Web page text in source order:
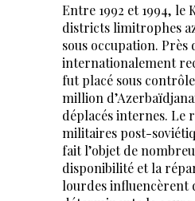
Entre 1992 et 1994, le
districts limitrophes
sous occupation.
internationalement
fut placé sous
million
déplacés internes. Le
militaires post-
fait l’objet de
disponibilité et la
lourdes influencèrent